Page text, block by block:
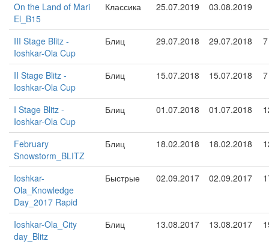
On the Land of Mari
El_B15
Классика 25.07.2019 03.08.2019
III Stage Blitz -
Ioshkar-Ola Cup
Блиц 29.07.2018 29.07.2018 7
II Stage Blitz -
Ioshkar-Ola Cup
Блиц 15.07.2018 15.07.2018 7
I Stage Blitz -
Ioshkar-Ola Cup
Блиц 01.07.2018 01.07.2018
February
Snowstorm_BLITZ
Блиц 18.02.2018 18.02.2018
Ioshkar-
Ola_Knowledge
Day_2017 Rapid
Быстрые 02.09.2017 02.09.2017
Ioshkar-Ola_City
day_Blitz
Блиц 13.08.2017 13.08.2017